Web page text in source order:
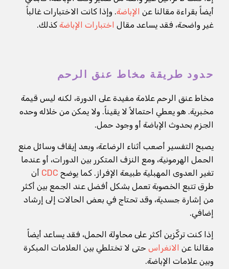
أيضاً بقراءة مقالنا عن الإباضة. وإذا كانت الاختبارات غالباً
غير واضحة، فقد يساعد مقال اختبارات الإباضة كذلك.
حدود طريقة مخاط عنق الرحم
مخاط عنق الرحم علامة مفيدة على الدورة، لكنه ليس قيمة
مخبرية. هو يعطي احتمالاً لا يقيناً. ولا يمكن من خلاله وحده
الجزم بحدوث الإباضة أو وجود حمل.
يصبح التفسير أصعب أثناء الرضاعة، وبعد إيقاف وسائل منع
الحمل الهرمونية، ومع النزف المتكرر بين الدورات، أو عندما
تغير العدوى المهبلية طبيعة الإفراز. كما يوضح CDC أن
طرق تتبع الخصوبة تعمل بشكل أفضل عند الجمع بين أكثر
من إشارة جسدية، وقد تحتاج في بعض الحالات إلى إرشاد
إضافي.
إذا كنت تركّزين أكثر على محاولة الحمل، فقد يساعد أيضاً
مقالنا عن الانغراس حتى لا تختلطي بين العلامات المبكرة
وبين علامات الإباضة.